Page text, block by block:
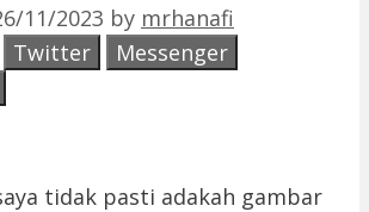
11/2023 by mrhanafi
Twitter
Messenger
tidak pasti adakah gambar